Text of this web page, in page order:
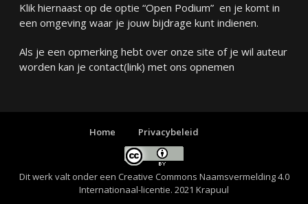
Klik hiernaast op de optie “Open Podium” en je komt in
een omgeving waar je jouw bijdrage kunt indienen.
Als je een opmerking hebt over onze site of je wil auteur
worden kan je contact(link) met ons opnemen
Home Privacybeleid
Dit werk valt onder een Creative Commons Naamsvermelding 4.0
Internationaal-licentie. 2021 Krapuul